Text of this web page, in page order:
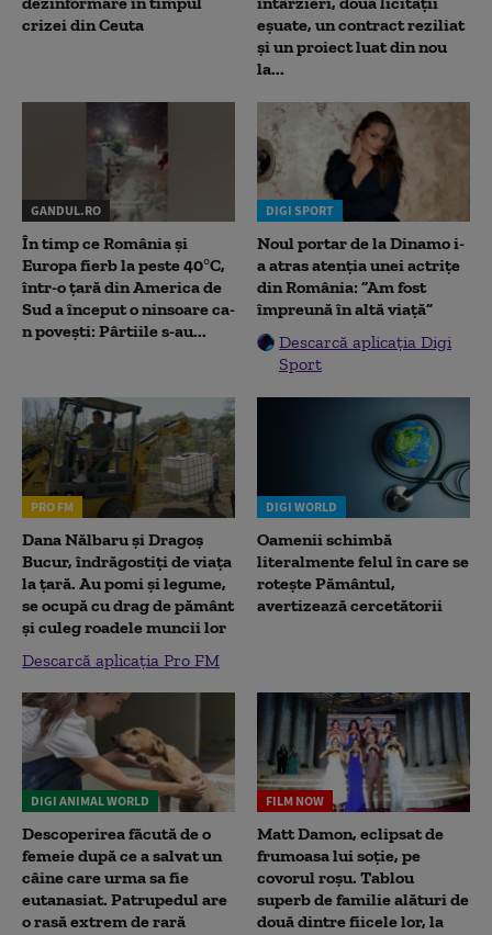
crizei din Ceuta
eșuate, un contract reziliat
și un proiect luat din nou
la...
GANDUL.RO
În timp ce România și
Europa fierb la peste 40°C,
într-o țară din America de
Sud a început o ninsoare ca-
n povești: Pârtiile s-au...
DIGI SPORT
Noul portar de la Dinamo i-
a atras atenția unei actrițe
din România: ”Am fost
împreună în altă viață”
Descarcă aplicația Digi
Sport
PRO FM
Dana Nălbaru și Dragoș
Bucur, îndrăgostiți de viața
la țară. Au pomi și legume,
se ocupă cu drag de pământ
și culeg roadele muncii lor
Descarcă aplicația Pro FM
DIGI WORLD
Oamenii schimbă
literalmente felul în care se
rotește Pământul,
avertizează cercetătorii
DIGI ANIMAL WORLD
Descoperirea făcută de o
femeie după ce a salvat un
câine care urma sa fie
eutanasiat. Patrupedul are
o rasă extrem de rară
FILM NOW
Matt Damon, eclipsat de
frumoasa lui soție, pe
covorul roșu. Tablou
superb de familie alături de
două dintre fiicele lor, la